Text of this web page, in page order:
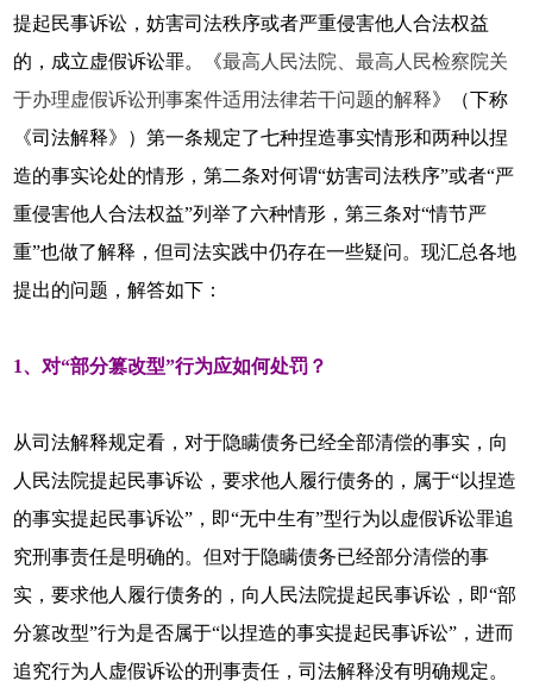
提起民事诉讼，妨害司法秩序或者严重侵害他人合法权益
的，成立虚假诉讼罪。《最高人民法院、最高人民检察院关
于办理虚假诉讼刑事案件适用法律若干问题的解释》（下称
《司法解释》）第一条规定了七种捏造事实情形和两种以捏
造的事实论处的情形，第二条对何谓“妨害司法秩序”或者“严
重侵害他人合法权益”列举了六种情形，第三条对“情节严
重”也做了解释，但司法实践中仍存在一些疑问。现汇总各地
提出的问题，解答如下：
1、对“部分篡改型”行为应如何处罚？
从司法解释规定看，对于隐瞒债务已经全部清偿的事实，向
人民法院提起民事诉讼，要求他人履行债务的，属于“以捏造
的事实提起民事诉讼”，即“无中生有”型行为以虚假诉讼罪追
究刑事责任是明确的。但对于隐瞒债务已经部分清偿的事
实，要求他人履行债务的，向人民法院提起民事诉讼，即“部
分篡改型”行为是否属于“以捏造的事实提起民事诉讼”，进而
追究行为人虚假诉讼的刑事责任，司法解释没有明确规定。